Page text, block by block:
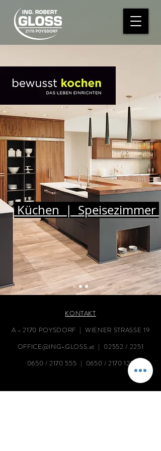
Küchen | Speisezimmer
KONTAKT
A - 2170 POYSDORF | WIENER STRASSE 19
OFFICE@ING-GLOSS.at | 02552 / 2251
0650 / 2170 555 | 0650 / 2170 123